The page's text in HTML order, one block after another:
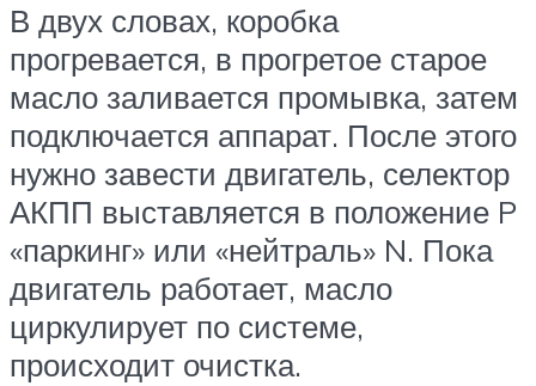
В двух словах, коробка
прогревается, в прогретое старое
масло заливается промывка, затем
подключается аппарат. После этого
нужно завести двигатель, селектор
АКПП выставляется в положение P
«паркинг» или «нейтраль» N. Пока
двигатель работает, масло
циркулирует по системе,
происходит очистка.